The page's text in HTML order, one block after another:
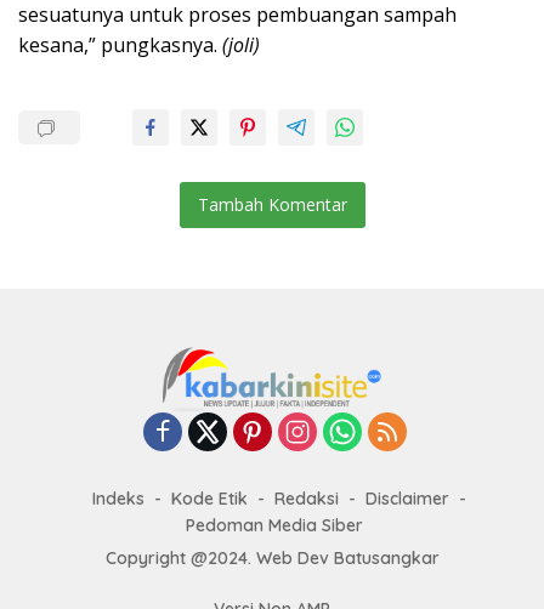
sesuatunya untuk proses pembuangan sampah
kesana,” pungkasnya. (joli)
Tambah Komentar
Indeks Kode Etik Redaksi
Disclaimer
Pedoman Media Siber
Copyright @2024. Web Dev Batusangkar